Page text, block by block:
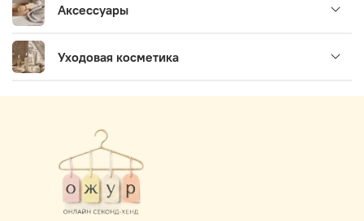
Аксессуары
Уходовая косметика